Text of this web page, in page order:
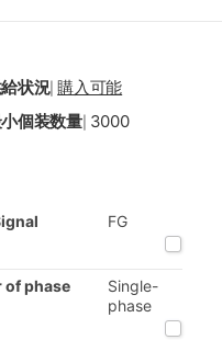
状況|購入可能
個装数量| 3000
FG
of phase
Single-
phase